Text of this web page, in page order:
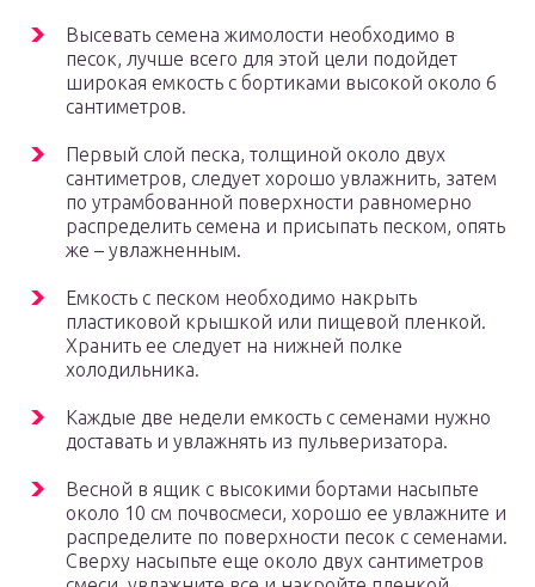
Высевать семена жимолости необходимо в
песок, лучше всего для этой цели подойдет
широкая емкость с бортиками высокой около 6
сантиметров.
Первый слой песка, толщиной около двух
сантиметров, следует хорошо увлажнить, затем
по утрамбованной поверхности равномерно
распределить семена и присыпать песком, опять
же – увлажненным.
Емкость с песком необходимо накрыть
пластиковой крышкой или пищевой пленкой.
Хранить ее следует на нижней полке
холодильника.
Каждые две недели емкость с семенами нужно
доставать и увлажнять из пульверизатора.
Весной в ящик с высокими бортами насыпьте
около 10 см почвосмеси, хорошо ее увлажните и
распределите по поверхности песок с семенами.
Сверху насыпьте еще около двух сантиметров